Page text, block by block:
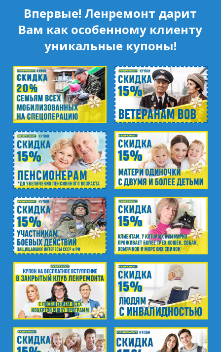
Впервые! Ленремонт дарит
Вам как особенному клиенту
уникальные купоны!